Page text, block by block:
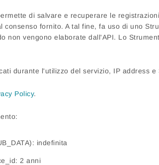
di salvare e recuperare le
consenso fornito. A tal fine, fa uso di uno
non vengono elaborate dall'API. Lo
durante l'utilizzo del servizio, IP address e
Policy.
indefinita
2 anni